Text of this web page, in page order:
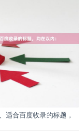
收益高风险，谨慎操作
大投资收益率的炒股
资知识，但同时也放
适合百度收录的标题，